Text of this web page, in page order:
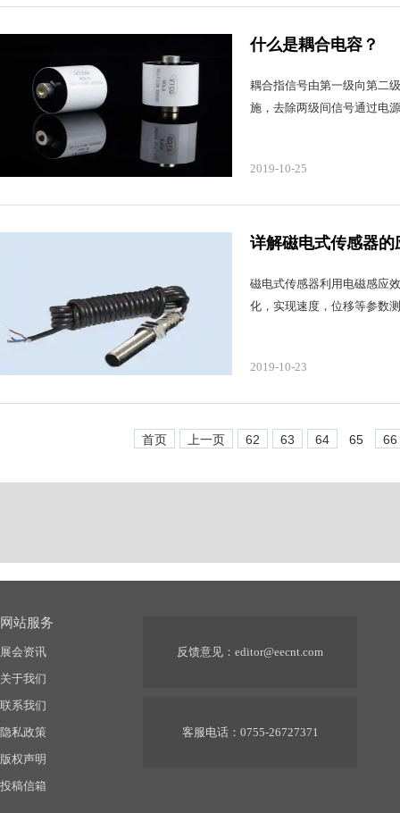
什么是耦合电容？
耦合指信号由第一级向第二
施，去除两级间信号通过电
2019-10-25
详解磁电式传感器的
磁电式传感器利用电磁感应
化，实现速度，位移等参数
2019-10-23
首页 上一页 62 63 64 65 66
网站服务
展会资讯
关于我们
联系我们
隐私政策
版权声明
投稿信箱
反馈意见： editor@eecnt.com
客服电话：0755-26727371